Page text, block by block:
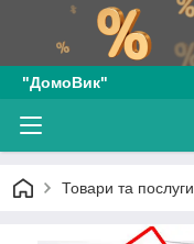
"ДомоВик"
Товари та послуги